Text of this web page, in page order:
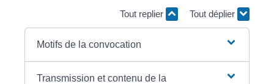
Tout replier Tout déplier
Motifs de la convocation
Transmission et contenu de la